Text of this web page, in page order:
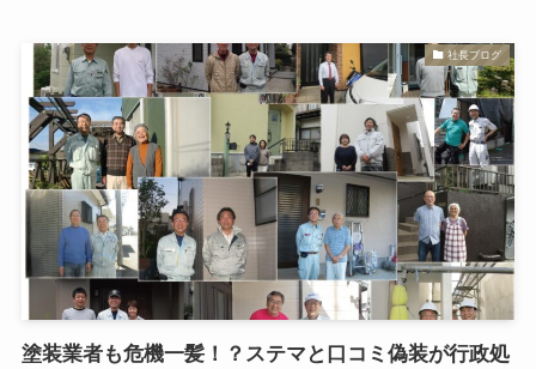
社長ブログ
塗装業者も危機一髪！？ステマと口コミ偽装が行政処